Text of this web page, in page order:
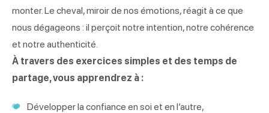
monter. Le cheval, miroir de nos émotions, réagit à ce que
nous dégageons : il perçoit notre intention, notre cohérence
et notre authenticité.
À travers des exercices simples et des temps de
partage, vous apprendrez à :
Développer la confiance en soi et en l’autre,